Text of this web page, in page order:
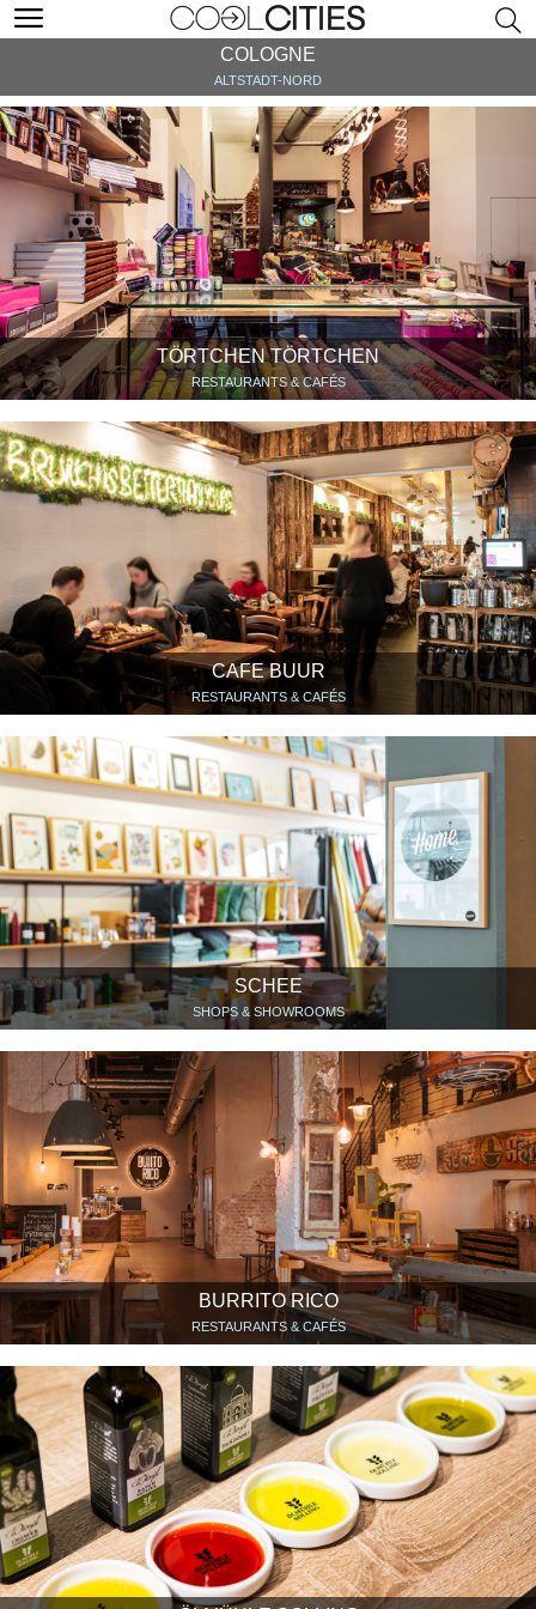
COLOGNE
ALTSTADT-NORD
TÖRTCHEN TÖRTCHEN
RESTAURANTS & CAFÉS
CAFE BUUR
RESTAURANTS & CAFÉS
SCHEE
SHOPS & SHOWROOMS
BURRITO RICO
RESTAURANTS & CAFÉS